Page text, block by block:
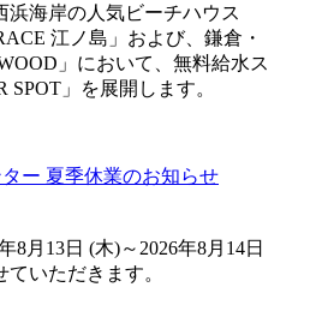
浜海岸の人気ビーチハウス
江ノ島」および、鎌倉・
」において、無料給水ス
SPOT」を展開します。
ー 夏季休業のお知らせ
8月13日 (木)～2026年8月14日
いただきます。